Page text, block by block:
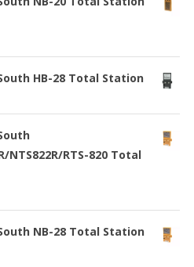
HB-28 Total Station
NTS822R/RTS-820 Total
NB-28 Total Station